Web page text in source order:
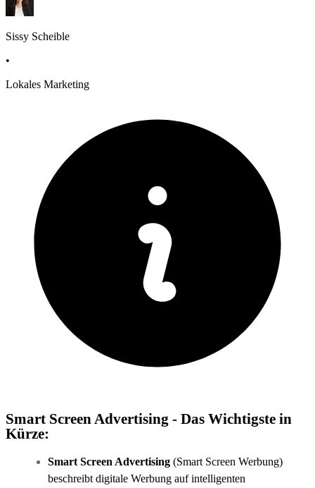
Sissy Scheible
•
Lokales Marketing
Smart Screen Advertising - Das Wichtigste in
Kürze:
Smart Screen Advertising (Smart Screen Werbung)
beschreibt digitale Werbung auf intelligenten